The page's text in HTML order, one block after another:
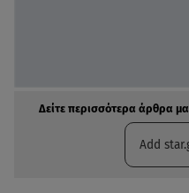
Δείτε περισσότερα άρθρα
Add